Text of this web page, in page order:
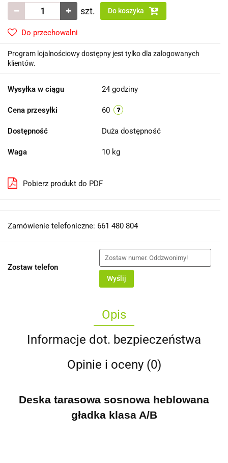
szt. Do koszyka
Do przechowalni
Program lojalnościowy dostępny jest tylko dla zalogowanych
klientów.
Wysyłka w ciągu 24 godziny
Cena przesyłki 60
Dostępność Duża dostępność
Waga 10 kg
Pobierz produkt do PDF
Zamówienie telefoniczne: 661 480 804
Zostaw telefon
Wyślij
Opis
Informacje dot. bezpieczeństwa
Opinie i oceny (0)
Deska tarasowa sosnowa heblowana
gładka klasa A/B